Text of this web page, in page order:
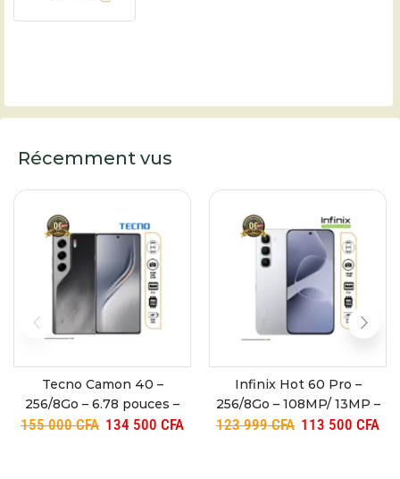
Récemment vus
Tecno Camon 40 –
256/8Go – 6.78 pouces –
5200mAh – 50+8MP/32MP
155 000CFA 134 500 CFA
Infinix Hot 60 Pro –
256/8Go – 108MP/ 13MP –
Dual SIM – 5160mAh – 06
123 999CFA 113 500 CFA